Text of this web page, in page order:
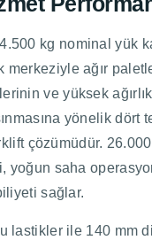
kg nominal yük
merkeziyle ağır
ve yüksek
yönelik dört
çözümüdür.
yoğun saha
sağlar.
lastikler ile 140 mm